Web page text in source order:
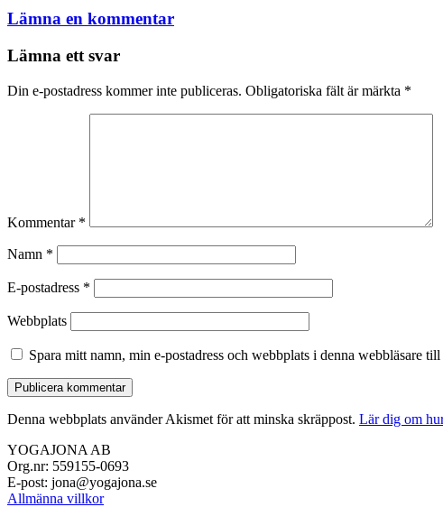
Lämna en kommentar
Lämna ett svar
Din e-postadress kommer inte publiceras. Obligatoriska fält är märkta *
Kommentar *
Namn *
E-postadress *
Webbplats
Spara mitt namn, min e-postadress och webbplats i denna webbläsare
Denna webbplats använder Akismet för att minska skräppost. Lär dig om
YOGAJONA AB
Org.nr: 559155-0693
E-post: jona@yogajona.se
Allmänna villkor